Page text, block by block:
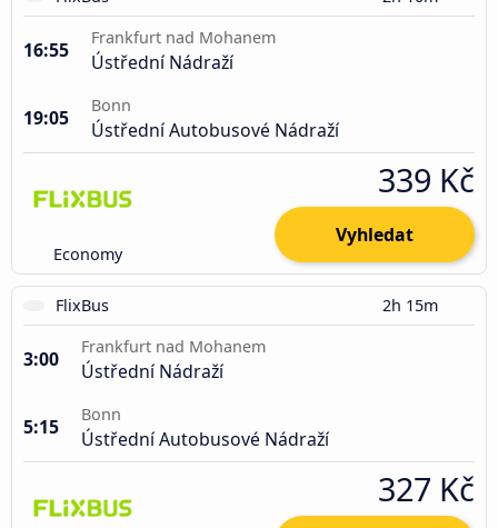
16:55
Frankfurt nad Mohanem
Ústřední Nádraží
19:05
Bonn
Ústřední Autobusové Nádraží
Economy
339 Kč
Vyhledat
FlixBus 2h 15m
3:00
Frankfurt nad Mohanem
Ústřední Nádraží
5:15
Bonn
Ústřední Autobusové Nádraží
327 Kč